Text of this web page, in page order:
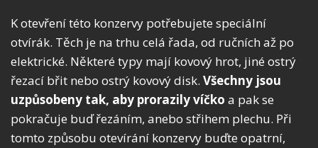
K otevření této konzervy potřebujete speciální
otvírák. Těch je na trhu celá řada, od ručních až po
elektrické. Některé typy mají kovový hrot, jiné ostrý
řezací břit nebo ostrý kovový disk. Všechny jsou
uzpůsobeny tak, aby prorazily víčko a pak se
pokračuje buď řezáním, anebo střihem plechu. Při
tomto způsobu otevírání konzervy buďte opatrní,